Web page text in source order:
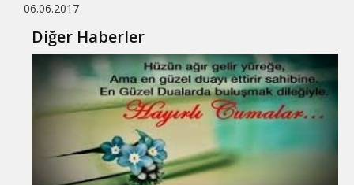
06.06.2017
Diğer Haberler